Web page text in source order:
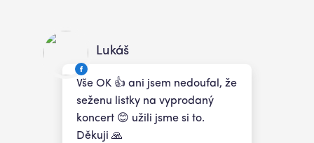
Lukáš
Vše OK 👍 ani jsem nedoufal, že
seženu listky na vyprodaný
koncert 😊 užili jsme si to.
Děkuji 🙏